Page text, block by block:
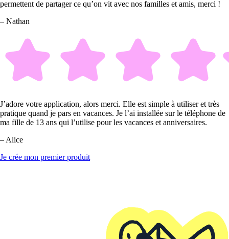
permettent de partager ce qu’on vit avec nos familles et amis, merci !
– Nathan
J’adore votre application, alors merci. Elle est simple à utiliser et très
pratique quand je pars en vacances. Je l’ai installée sur le téléphone de
ma fille de 13 ans qui l’utilise pour les vacances et anniversaires.
– Alice
Je crée mon premier produit